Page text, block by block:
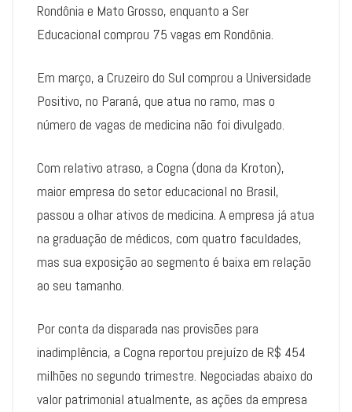
Rondônia e Mato Grosso, enquanto a Ser
Educacional comprou 75 vagas em Rondônia.
Em março, a Cruzeiro do Sul comprou a Universidade
Positivo, no Paraná, que atua no ramo, mas o
número de vagas de medicina não foi divulgado.
Com relativo atraso, a Cogna (dona da Kroton),
maior empresa do setor educacional no Brasil,
passou a olhar ativos de medicina. A empresa já atua
na graduação de médicos, com quatro faculdades,
mas sua exposição ao segmento é baixa em relação
ao seu tamanho.
Por conta da disparada nas provisões para
inadimplência, a Cogna reportou prejuízo de R$ 454
milhões no segundo trimestre. Negociadas abaixo do
valor patrimonial atualmente, as ações da empresa